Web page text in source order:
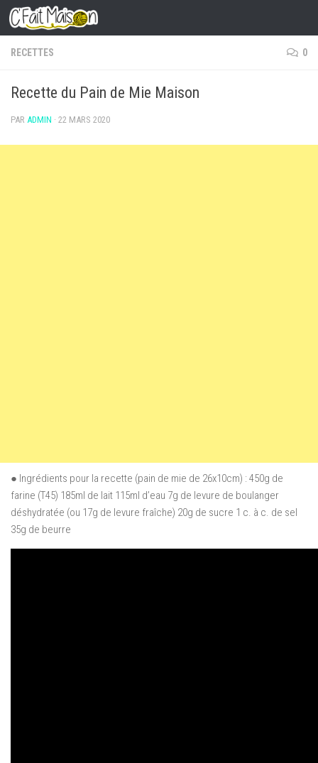
Skip to content
RECETTES 0
Recette du Pain de Mie Maison
PAR ADMIN · 22 MARS 2020
● Ingrédients pour la recette (pain de mie de 26x10cm) : 450g de
farine (T45) 185ml de lait 115ml d’eau 7g de levure de boulanger
déshydratée (ou 17g de levure fraîche) 20g de sucre 1 c. à c. de sel
35g de beurre